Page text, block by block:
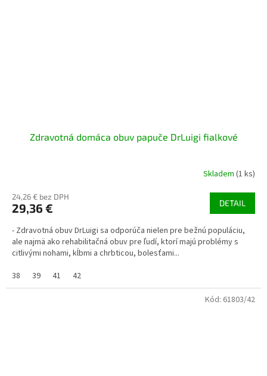
Zdravotná domáca obuv papuče DrLuigi fialkové
Skladem (1 ks)
24,26 € bez DPH
29,36 € DETAIL
- Zdravotná obuv DrLuigi sa odporúča nielen pre bežnú populáciu,
ale najmä ako rehabilitačná obuv pre ľudí, ktorí majú problémy s
citlivými nohami, kĺbmi a chrbticou, bolesťami...
38
39 41 42
Kód: 61803/42